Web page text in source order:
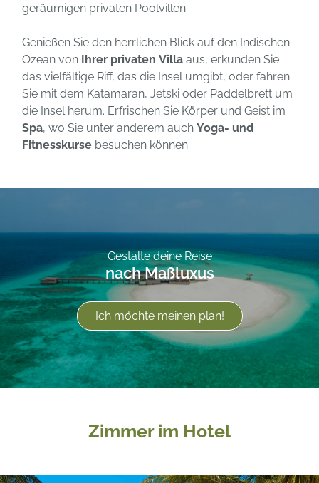
geräumigen privaten Poolvillen.
Genießen Sie den herrlichen Blick auf den Indischen
Ozean von Ihrer privaten Villa aus, erkunden Sie
das vielfältige Riff, das die Insel umgibt, oder fahren
Sie mit dem Katamaran, Jetski oder Paddelbrett um
die Insel herum. Erfrischen Sie Körper und Geist im
Spa, wo Sie unter anderem auch Yoga- und
Fitnesskurse besuchen können.
Gestalte deine Reise
nach Maßluxus
Ich möchte meinen plan!
Zimmer im Hotel